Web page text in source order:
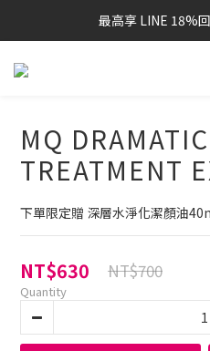
最高享 LINE 18%
MQ
TREATMENT
下單限定贈 深層水淨化潔顏油
NT$630 NT$700
Quantity